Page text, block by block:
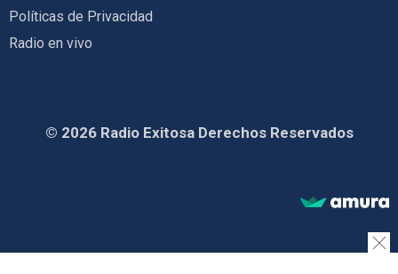
Políticas de Privacidad
Radio en vivo
© 2026 Radio Exitosa Derechos Reservados